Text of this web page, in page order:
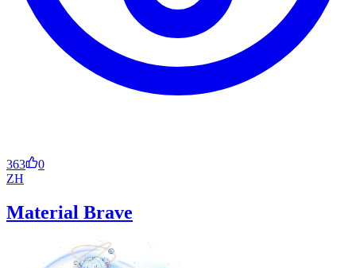
363
0
ZH
Material Brave